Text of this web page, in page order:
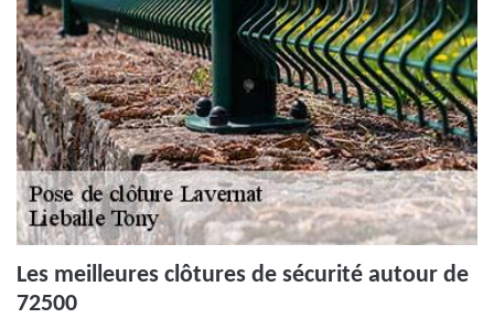
Les meilleures clôtures de sécurité autour de
72500